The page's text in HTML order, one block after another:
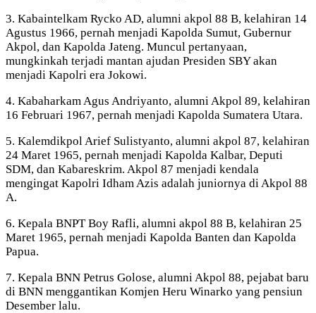
3. Kabaintelkam Rycko AD, alumni akpol 88 B, kelahiran 14
Agustus 1966, pernah menjadi Kapolda Sumut, Gubernur
Akpol, dan Kapolda Jateng. Muncul pertanyaan,
mungkinkah terjadi mantan ajudan Presiden SBY akan
menjadi Kapolri era Jokowi.
4. Kabaharkam Agus Andriyanto, alumni Akpol 89, kelahiran
16 Februari 1967, pernah menjadi Kapolda Sumatera Utara.
5. Kalemdikpol Arief Sulistyanto, alumni akpol 87, kelahiran
24 Maret 1965, pernah menjadi Kapolda Kalbar, Deputi
SDM, dan Kabareskrim. Akpol 87 menjadi kendala
mengingat Kapolri Idham Azis adalah juniornya di Akpol 88
A.
6. Kepala BNPT Boy Rafli, alumni akpol 88 B, kelahiran 25
Maret 1965, pernah menjadi Kapolda Banten dan Kapolda
Papua.
7. Kepala BNN Petrus Golose, alumni Akpol 88, pejabat baru
di BNN menggantikan Komjen Heru Winarko yang pensiun
Desember lalu.